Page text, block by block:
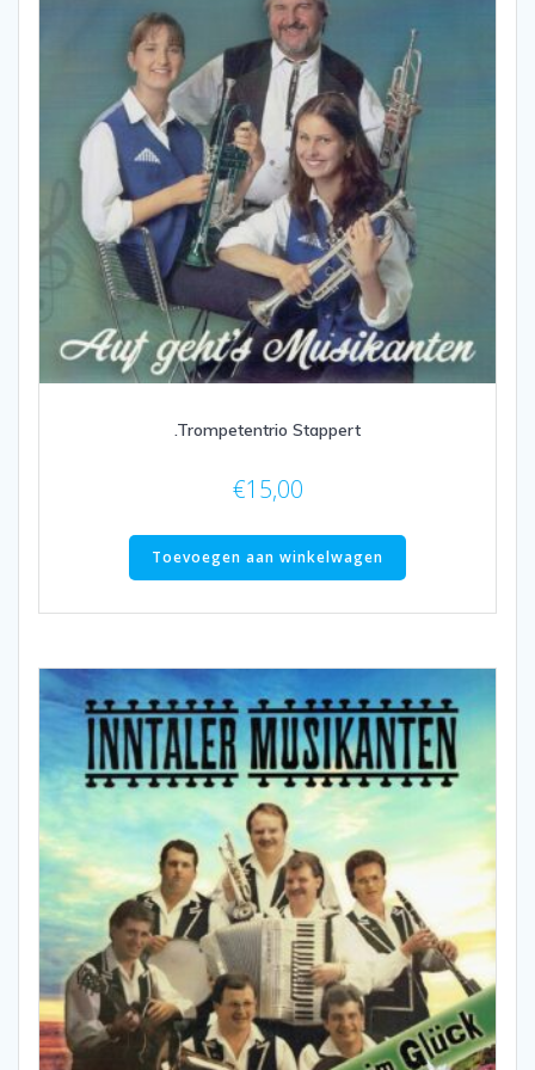
.Trompetentrio Stappert
€15,00
Toevoegen aan winkelwagen